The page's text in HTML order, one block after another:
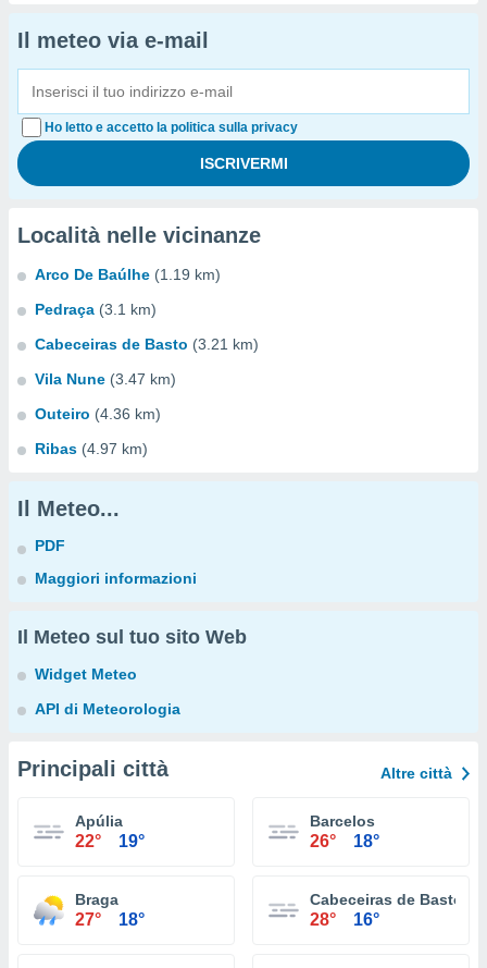
Il meteo via e-mail
Ho letto e accetto la politica sulla privacy
Località nelle vicinanze
Arco De Baúlhe (1.19 km)
Pedraça (3.1 km)
Cabeceiras de Basto (3.21 km)
Vila Nune (3.47 km)
Outeiro (4.36 km)
Ribas (4.97 km)
Il Meteo...
PDF
Maggiori informazioni
Il Meteo sul tuo sito Web
Widget Meteo
API di Meteorologia
Principali città Altre città
Apúlia
22° 19°
Barcelos
26° 18°
Braga
27° 18°
Cabeceiras de Basto
28° 16°